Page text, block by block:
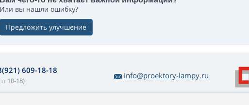
Или вы нашли ошибку?
Предложить улучшение
609-18-18
10-18)
info@proektory-lampy.ru